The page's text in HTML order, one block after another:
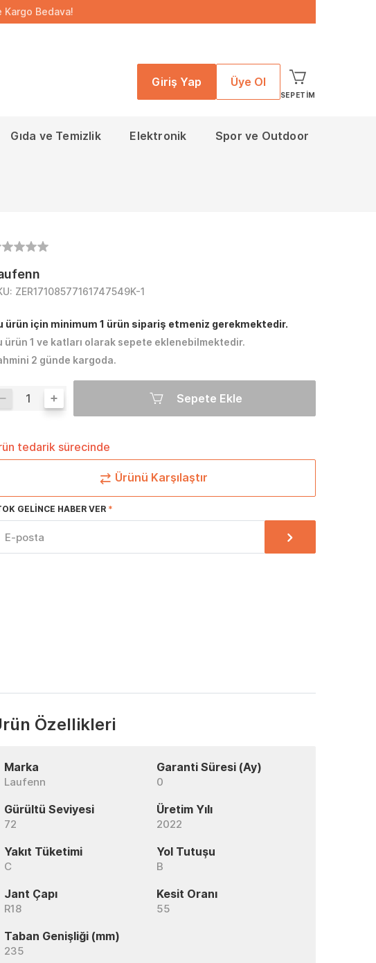
Kargo Bedava!
Giriş Yap Üye Ol
SEPETIM
Gıda ve Temizlik Elektronik Spor ve Outdoor
ZER17108577161747549K-1
ürün için minimum 1 ürün sipariş etmeniz gerekmektedir.
ürün 1 ve katları olarak sepete eklenebilmektedir.
2 günde kargoda.
Sepete Ekle
tedarik sürecinde
Ürünü Karşılaştır
GELINCE HABER VER
Özellikleri
Marka
Laufenn
Garanti Süresi (Ay)
0
Gürültü Seviyesi
72
Üretim Yılı
2022
Yakıt Tüketimi
C
Yol Tutuşu
B
Jant Çapı
R18
Kesit Oranı
55
Taban Genişliği (mm)
235